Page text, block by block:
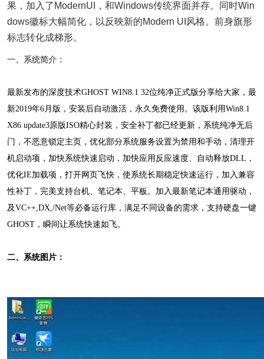
果，加入了ModernUI，和Windows传统界面并存。同时Win
dows徽标大幅简化，以反映新的Modern UI风格。前身旗形
标志转化成梯形。
一、系统简介：
最新发布的深度技术GHOST WIN8.1 32位纯净正式版分享给大家，最
新2019年6月版，安装后自动激活，永久免费使用。该版利用Win8.1
X86 update3原版ISO精心封装，安全补丁都已经更新，系统纯净无后
门，不恶意锁定主页，优化部分系统服务设置为禁用和手动，清理开
机启动项，加快系统快速启动，加快应用反应速度、自动释放DLL，
优化IE加载项，打开网页飞快，使系统长期稳定快速运行，加入兼容
性补丁，完美支持台机、笔记本、平板。加入最新笔记本通用驱动，
及VC++,DX,/Net等必备运行库，满足不同设备的需求，支持硬盘一键
GHOST，瞬间让系统快速如飞。
二、系统图片：